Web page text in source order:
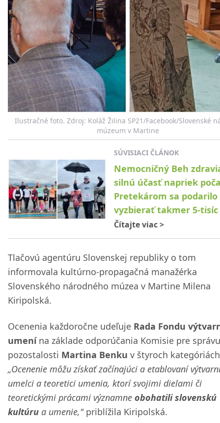
Ilustračné foto. Zdroj: Koláž Žilina SP21/Facebook/Slovenské
múzeum v Martine
SÚVISIACI ČLÁNOK
Nemocničný Beh
silnú účasť napriek
Pretekárom sa podarilo
vyzbierať takmer 5-
Čítajte viac>
Tlačovú agentúru Slovenskej republiky o tom
informovala kultúrno-propagačná manažérka
Slovenského národného múzea v Martine Milena
Kiripolská.
Ocenenia každoročne udeľuje Rada Fondu
umenína základe odporúčania Komisie pre správu
pozostalosti Martina Benku v štyroch
„Ocenenie môžu získať začínajúci a etablovaní
umelci a teoretici umenia, ktorí svojimi dielami či
teoretickými prácami významne obohatili slovenskú
kultúru a umenie,"priblížila Kiripolská.